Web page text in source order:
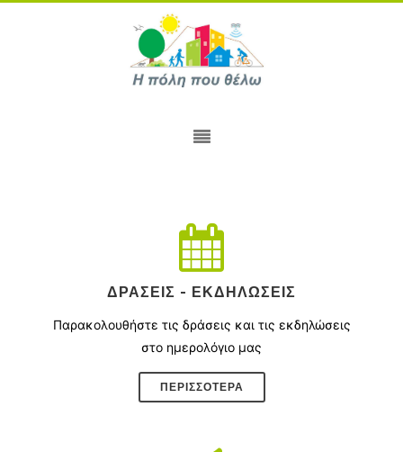
ΔΡΆΣΕΙΣ - ΕΚΔΗΛΏΣΕΙΣ
Παρακολουθήστε τις δράσεις και τις εκδηλώσεις
στο ημερολόγιο μας
ΠΕΡΙΣΣΌΤΕΡΑ